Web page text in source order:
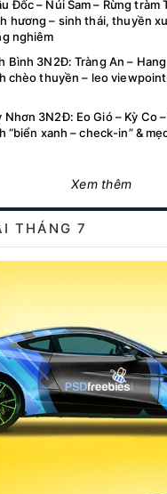
Đốc – Núi Sam – Rừng tràm
hương – sinh thái, thuyền
nghiêm
Bình 3N2Đ: Tràng An –
chèo thuyền – leo viewpoint
Nhơn 3N2Đ: Eo Gió – Kỳ Co
“biển xanh – check-in” &
Xem thêm
THÁNG 7